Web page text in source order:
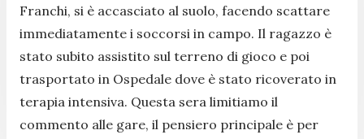
Franchi, si è accasciato al suolo, facendo scattare
immediatamente i soccorsi in campo. Il ragazzo è
stato subito assistito sul terreno di gioco e poi
trasportato in Ospedale dove è stato ricoverato in
terapia intensiva. Questa sera limitiamo il
commento alle gare, il pensiero principale è per